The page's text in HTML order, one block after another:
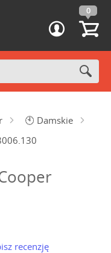
0
🕙 Damskie
recenzję